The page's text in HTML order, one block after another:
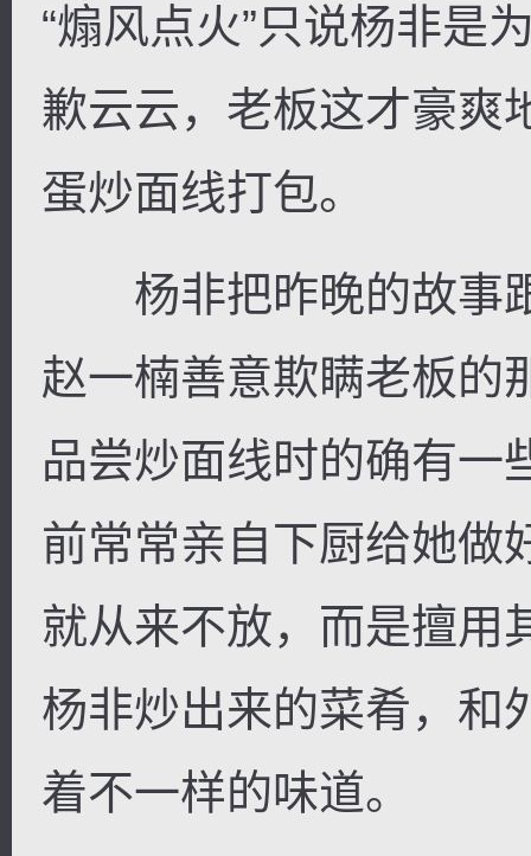
“煽风点火”只说杨非是
歉云云，老板这才豪爽
蛋炒面线打包。
杨非把昨晚的故事
赵一楠善意欺瞒老板的
品尝炒面线时的确有一
前常常亲自下厨给她做
就从来不放，而是擅用
杨非炒出来的菜肴，和
着不一样的味道。